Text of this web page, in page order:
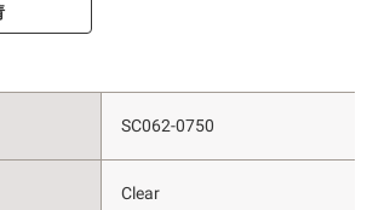
SC062-0750
Clear